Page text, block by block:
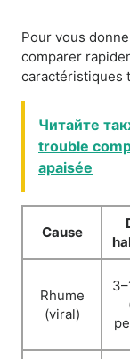
Pour vous
comparer
caractéristiques
Читайте
trouble
apaisée
Cause
Rhume
(viral)